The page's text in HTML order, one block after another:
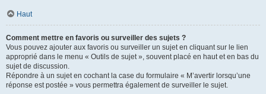
Haut
Comment mettre en favoris ou surveiller des sujets ?
Vous pouvez ajouter aux favoris ou surveiller un sujet en cliquant sur le lien
approprié dans le menu « Outils de sujet », souvent placé en haut et en bas du
sujet de discussion.
Répondre à un sujet en cochant la case du formulaire « M’avertir lorsqu’une
réponse est postée » vous permettra également de surveiller le sujet.